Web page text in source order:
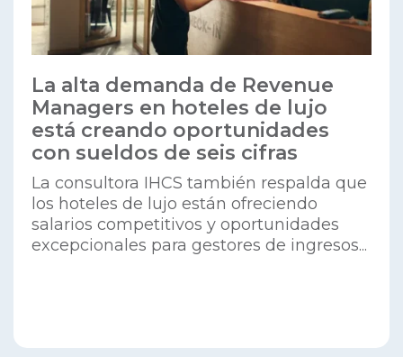
La alta demanda de Revenue
Managers en hoteles de lujo
está creando oportunidades
con sueldos de seis cifras
La consultora IHCS también respalda que
los hoteles de lujo están ofreciendo
salarios competitivos y oportunidades
excepcionales para gestores de ingresos​...